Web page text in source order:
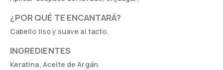
¿POR QUÉ TE ENCANTARÁ?
Cabello liso y suave al tacto.
INGREDIENTES
Keratina, Aceite de Argán.